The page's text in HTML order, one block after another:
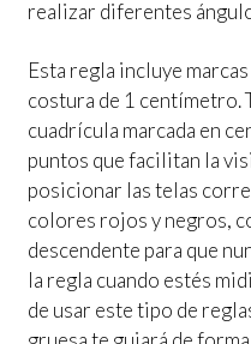
realizar diferentes
Esta regla incluye
costura de 1 centímetro.
cuadrícula marcada en
puntos que facilitan la
posicionar las telas
colores rojos y negros,
descendente para que
la regla cuando estés
de usar este tipo de